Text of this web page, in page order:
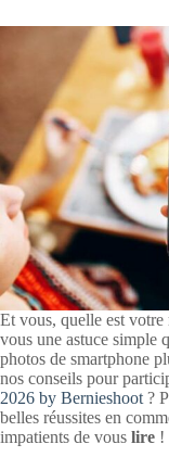
Et vous, quelle est
vous une astuce simple
photos de smartphone
nos conseils pour
2026 by Bernieshoot ?
belles réussites en
impatients de vous lire !